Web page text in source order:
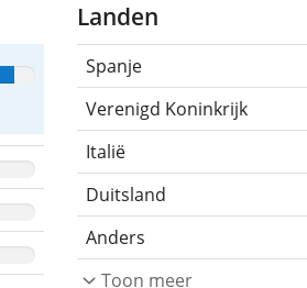
Landen
Spanje
Verenigd Koninkrijk
Italië
Duitsland
Anders
Toon meer